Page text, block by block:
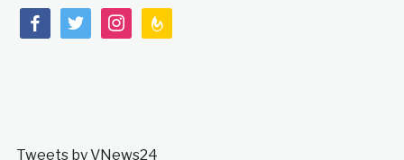
facebooktwitterinstagramfeedburner
Tweets by VNews24